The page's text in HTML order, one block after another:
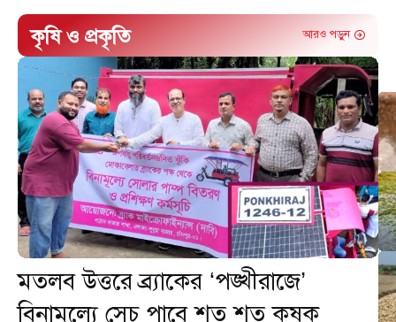
কৃষি ও প্রকৃতি আরও পড়ুন
মতলব উত্তরে ব্র্যাকের ‘পঙ্খীরাজে’
বিনামূল্যে সেচ পাবে শত শত কৃষক